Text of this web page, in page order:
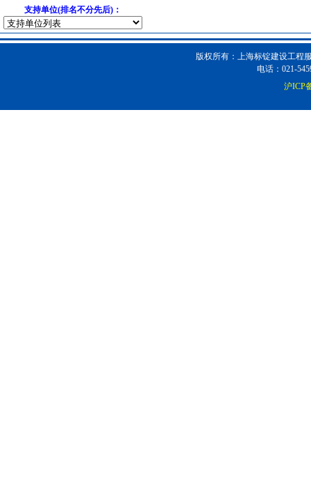
墙地面砖 [采购中]
供水设备 [采购中]
筒灯 [采购中]
支持单位(排名不分先后)：
版权所有：上海标锭建设工程
电话：021-
沪ICP